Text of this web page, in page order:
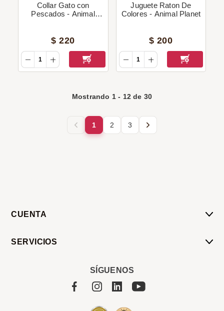
Collar Gato con
Pescados - Animal
$ 220
Juguete Raton De
Colores - Animal Planet
$ 200
Mostrando 1- 12 de 30
1 2 3
CUENTA
SERVICIOS
SÍGUENOS